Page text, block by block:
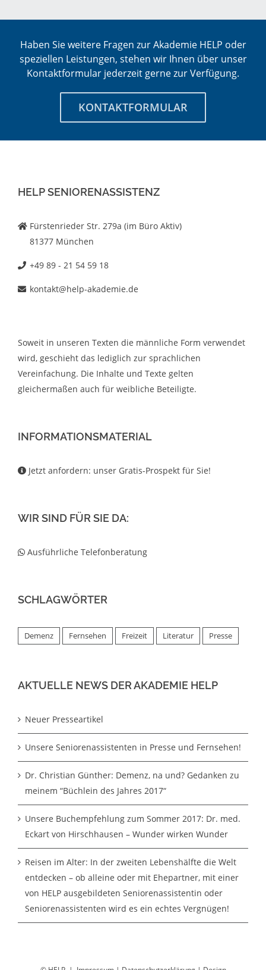
Haben Sie weitere Fragen zur Akademie HELP oder
speziellen Leistungen, stehen wir Ihnen über unser
Kontaktformular jederzeit gerne zur Verfügung.
KONTAKTFORMULAR
HELP SENIORENASSISTENZ
Fürstenrieder Str. 279a (im Büro Aktiv)
81377 München
+49 89 - 21 54 59 18
kontakt@help-akademie.de
Soweit in unseren Texten die männliche Form verwendet
wird, geschieht das lediglich zur sprachlichen
Vereinfachung. Die Inhalte und Texte gelten
gleichermaßen auch für weibliche Beteiligte.
INFORMATIONSMATERIAL
Jetzt anfordern: unser Gratis-Prospekt für Sie!
WIR SIND FÜR SIE DA:
Ausführliche Telefonberatung
SCHLAGWÖRTER
Demenz Fernsehen Freizeit Literatur Presse
AKTUELLE NEWS DER AKADEMIE HELP
Neuer Presseartikel
Unsere Seniorenassistenten in Presse und Fernsehen!
Dr. Christian Günther: Demenz, na und? Gedanken zu
meinem “Büchlein des Jahres 2017“
Unsere Buchempfehlung zum Sommer 2017: Dr. med.
Eckart von Hirschhausen – Wunder wirken Wunder
Reisen im Alter: In der zweiten Lebenshälfte die Welt
entdecken – ob alleine oder mit Ehepartner, mit einer
von HELP ausgebildeten Seniorenassistentin oder
Seniorenassistenten wird es ein echtes Vergnügen!